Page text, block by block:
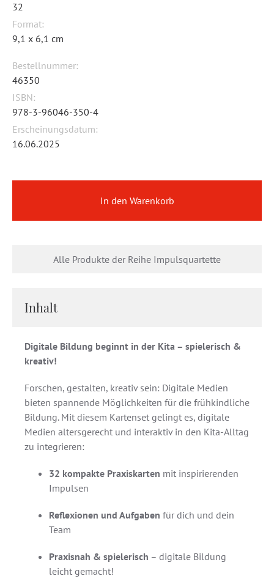
32
Format:
9,1 x 6,1 cm
Bestellnummer:
46350
ISBN:
978-3-96046-350-4
Erscheinungsdatum:
16.06.2025
Alle Produkte der Reihe Impulsquartette
In den Warenkorb
Inhalt
Digitale Bildung beginnt in der Kita – spielerisch &
kreativ!
Forschen, gestalten, kreativ sein: Digitale Medien
bieten spannende Möglichkeiten für die frühkindliche
Bildung. Mit diesem Kartenset gelingt es, digitale
Medien altersgerecht und interaktiv in den Kita-Alltag
zu integrieren:
32 kompakte Praxiskarten mit inspirierenden
Impulsen
Reflexionen und Aufgaben für dich und dein
Team
Praxisnah & spielerisch – digitale Bildung
leicht gemacht!